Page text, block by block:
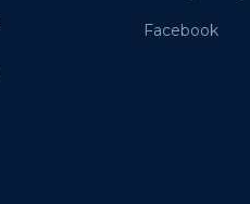
Facebook